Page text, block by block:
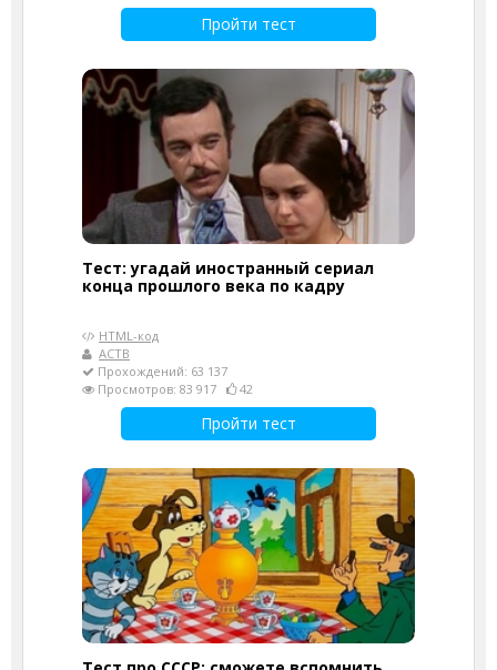
Пройти тест
Тест: угадай иностранный сериал
конца прошлого века по кадру
HTML-код
АСТВ
Прохождений: 63 137
Просмотров: 83 917
42
Пройти тест